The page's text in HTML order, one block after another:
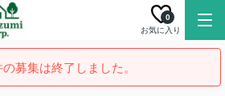
お気に入り
0
募集は終了しました。